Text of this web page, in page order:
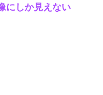
にしか見えない